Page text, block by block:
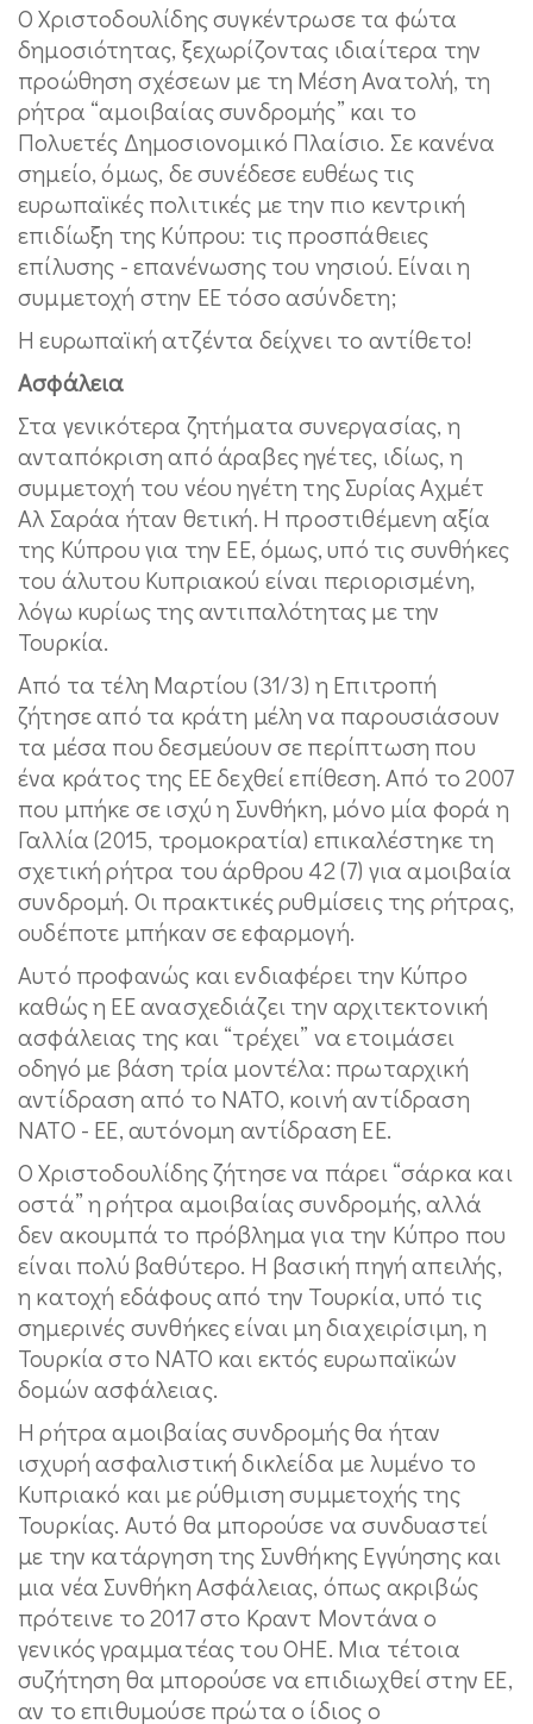
Ο Χριστοδουλίδης συγκέντρωσε τα φώτα
δημοσιότητας, ξεχωρίζοντας ιδιαίτερα την
προώθηση σχέσεων με τη Μέση Ανατολή, τη
ρήτρα “αμοιβαίας συνδρομής” και το
Πολυετές Δημοσιονομικό Πλαίσιο. Σε κανένα
σημείο, όμως, δε συνέδεσε ευθέως τις
ευρωπαϊκές πολιτικές με την πιο κεντρική
επιδίωξη της Κύπρου: τις προσπάθειες
επίλυσης - επανένωσης του νησιού. Είναι η
συμμετοχή στην ΕΕ τόσο ασύνδετη;
Η ευρωπαϊκή ατζέντα δείχνει το αντίθετο!
Ασφάλεια
Στα γενικότερα ζητήματα συνεργασίας, η
ανταπόκριση από άραβες ηγέτες, ιδίως, η
συμμετοχή του νέου ηγέτη της Συρίας Αχμέτ
Αλ Σαράα ήταν θετική. Η προστιθέμενη αξία
της Κύπρου για την ΕΕ, όμως, υπό τις συνθήκες
του άλυτου Κυπριακού είναι περιορισμένη,
λόγω κυρίως της αντιπαλότητας με την
Τουρκία.
Από τα τέλη Μαρτίου (31/3) η Επιτροπή
ζήτησε από τα κράτη μέλη να παρουσιάσουν
τα μέσα που δεσμεύουν σε περίπτωση που
ένα κράτος της ΕΕ δεχθεί επίθεση. Από το 2007
που μπήκε σε ισχύ η Συνθήκη, μόνο μία φορά η
Γαλλία (2015, τρομοκρατία) επικαλέστηκε τη
σχετική ρήτρα του άρθρου 42 (7) για αμοιβαία
συνδρομή. Οι πρακτικές ρυθμίσεις της ρήτρας,
ουδέποτε μπήκαν σε εφαρμογή.
Αυτό προφανώς και ενδιαφέρει την Κύπρο
καθώς η ΕΕ ανασχεδιάζει την αρχιτεκτονική
ασφάλειας της και “τρέχει” να ετοιμάσει
οδηγό με βάση τρία μοντέλα: πρωταρχική
αντίδραση από το ΝΑΤΟ, κοινή αντίδραση
ΝΑΤΟ - ΕΕ, αυτόνομη αντίδραση ΕΕ.
Ο Χριστοδουλίδης ζήτησε να πάρει “σάρκα και
οστά” η ρήτρα αμοιβαίας συνδρομής, αλλά
δεν ακουμπά το πρόβλημα για την Κύπρο που
είναι πολύ βαθύτερο. Η βασική πηγή απειλής,
η κατοχή εδάφους από την Τουρκία, υπό τις
σημερινές συνθήκες είναι μη διαχειρίσιμη, η
Τουρκία στο ΝΑΤΟ και εκτός ευρωπαϊκών
δομών ασφάλειας.
Η ρήτρα αμοιβαίας συνδρομής θα ήταν
ισχυρή ασφαλιστική δικλείδα με λυμένο το
Κυπριακό και με ρύθμιση συμμετοχής της
Τουρκίας. Αυτό θα μπορούσε να συνδυαστεί
με την κατάργηση της Συνθήκης Εγγύησης και
μια νέα Συνθήκη Ασφάλειας, όπως ακριβώς
πρότεινε το 2017 στο Κραντ Μοντάνα ο
γενικός γραμματέας του ΟΗΕ. Μια τέτοια
συζήτηση θα μπορούσε να επιδιωχθεί στην ΕΕ,
αν το επιθυμούσε πρώτα ο ίδιος ο